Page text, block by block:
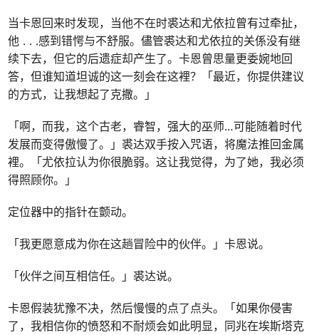
当卡恩回来时发现，当他不在时裘达和尤依拉曾有过牵扯，
他 . . .感到错愕与不舒服。儘管裘达和尤依拉的关係没有继
续下去，但它的后遗症却产生了。卡恩曾思量更委婉地回
答，但谁知道坦诚的这一刻会在这裡？「最近，你提供建议
的方式，让我想起了克撒。」
「啊，而我，这个古老，睿智，强大的巫师…可能随着时代
发展而变得傲慢了。」裘达双手按入咒语，将魔法推回金属
裡。「尤依拉认为你很脆弱。这让我觉得，为了她，我必须
得照顾你。」
定位器中的指针在颤动。
「我更愿意成为你在这趟冒险中的伙伴。」卡恩说。
「伙伴之间互相信任。」裘达说。
卡恩假装犹豫不决，然后慢慢的点了点头。「如果你侵害
了，我相信你的愤怒和不耐烦会如此明显，同兆在埃斯塔克